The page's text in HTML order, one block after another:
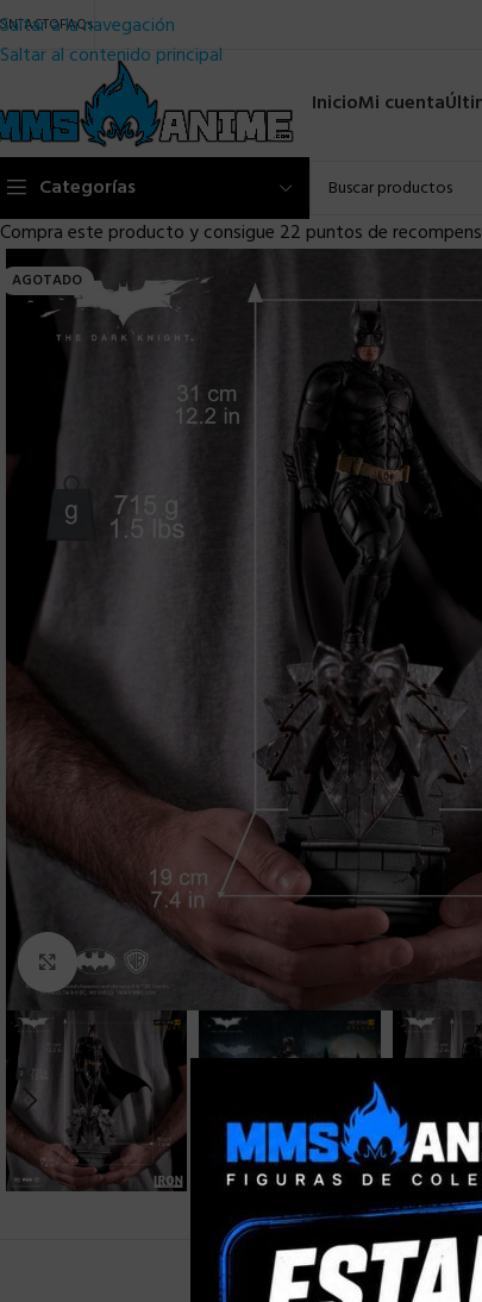
Saltar a la navegación
Saltar al contenido principal
FAQs
InicioMi cuenta
Categorías
Compra este producto y consigue 22 puntos de
AGOTADO
Clic para ampliar